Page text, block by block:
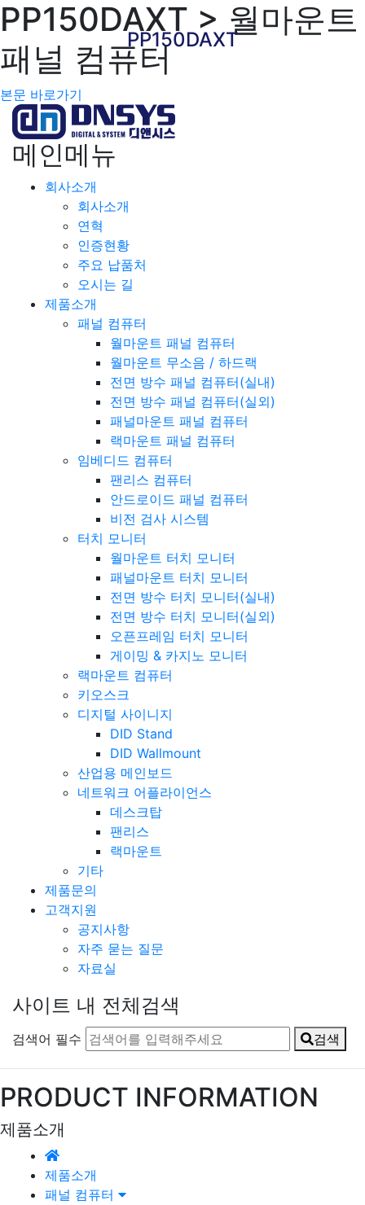
PP150DAXT > 월마운트
패널 컴퓨터
본문 바로가기
메인메뉴
회사소개
회사소개
연혁
인증현황
주요 납품처
오시는 길
제품소개
패널 컴퓨터
월마운트 패널 컴퓨터
월마운트 무소음 / 하드랙
전면 방수 패널 컴퓨터(실내)
전면 방수 패널 컴퓨터(실외)
패널마운트 패널 컴퓨터
랙마운트 패널 컴퓨터
임베디드 컴퓨터
팬리스 컴퓨터
안드로이드 패널 컴퓨터
비전 검사 시스템
터치 모니터
월마운트 터치 모니터
패널마운트 터치 모니터
전면 방수 터치 모니터(실내)
전면 방수 터치 모니터(실외)
오픈프레임 터치 모니터
게이밍 & 카지노 모니터
랙마운트 컴퓨터
키오스크
디지털 사이니지
DID Stand
DID Wallmount
산업용 메인보드
네트워크 어플라이언스
데스크탑
팬리스
랙마운트
기타
제품문의
고객지원
공지사항
자주 묻는 질문
자료실
사이트 내 전체검색
검색어 필수 검색
PRODUCT INFORMATION
제품소개
제품소개
패널 컴퓨터
PP150DAXT